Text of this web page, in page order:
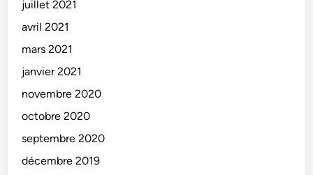
juillet 2021
avril 2021
mars 2021
janvier 2021
novembre 2020
octobre 2020
septembre 2020
décembre 2019